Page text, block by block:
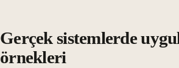
Gerçek sistemlerde
örnekleri